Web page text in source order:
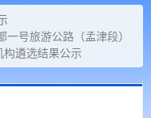
号旅游公路（孟津段）
遴选结果公示